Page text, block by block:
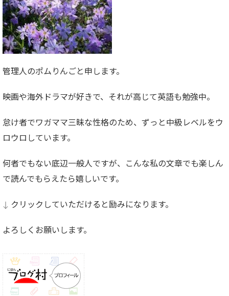
管理人のポムりんごと申します。
映画や海外ドラマが好きで、それが高じて英語も勉強中。
怠け者でワガママ三昧な性格のため、ずっと中級レベルをウ
ロウロしています。
何者でもない底辺一般人ですが、こんな私の文章でも楽しん
で読んでもらえたら嬉しいです。
↓ クリックしていただけると励みになります。
よろしくお願いします。